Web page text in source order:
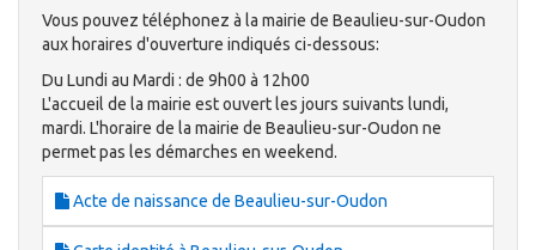
Vous pouvez téléphonez à la mairie de Beaulieu-sur-Oudon
aux horaires d'ouverture indiqués ci-dessous:
Du Lundi au Mardi : de 9h00 à 12h00
L'accueil de la mairie est ouvert les jours suivants lundi,
mardi. L'horaire de la mairie de Beaulieu-sur-Oudon ne
permet pas les démarches en weekend.
Acte de naissance de Beaulieu-sur-Oudon